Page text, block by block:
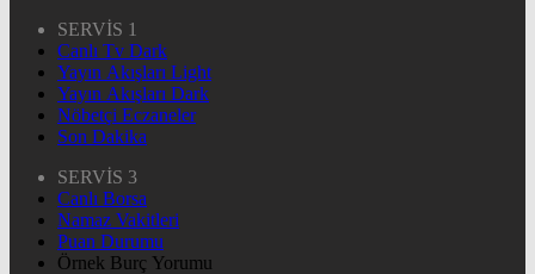
SERVİS 1
Canlı Tv Dark
Yayın Akışları Light
Yayın Akışları Dark
Nöbetçi Eczaneler
Son Dakika
SERVİS 3
Canlı Borsa
Namaz Vakitleri
Puan Durumu
Örnek Burç Yorumu